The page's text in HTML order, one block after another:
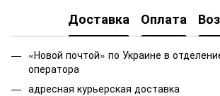
Доставка Оплата
«Новой почтой» по Украине в
оператора
адресная курьерская доставка